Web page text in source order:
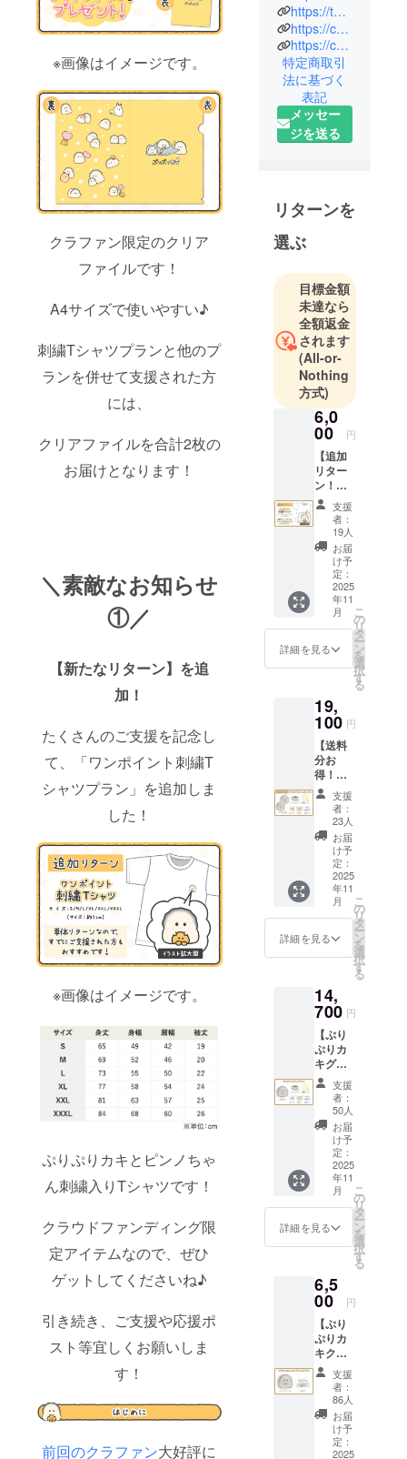
※画像はイメージです。
クラファン限定のクリア
ファイルです！
A4サイズで使いやすい♪
刺繍Tシャツプランと他のプ
ランを併せて支援された方
には、
クリアファイルを合計2枚の
お届けとなります！
＼素敵なお知らせ
①／
【新たなリターン】を追
加！
たくさんのご支援を記念し
て、「ワンポイント刺繍T
シャツプラン」を追加しま
した！
※画像はイメージです。
ぷりぷりカキとピンノちゃ
ん刺繍入りTシャツです！
クラウドファンディング限
定アイテムなので、ぜひ
ゲットしてくださいね♪
引き続き、ご支援や応援ポ
スト等宜しくお願いしま
す！
前回のクラファン大好評に
イヤー クリ
エーショ
ン）」は、
株式会社
CAMPFIRE
の商品企画
チームで
す。
ングでの商
目指して、
ターとのコ
ラボ企画や
自社オリジ
ナルのアイ
テム企画を
行ってま
す。
◾️営業日のご
営業時間：
平日 10:00〜
18:00 (土日
祝、年末年
※お問い合わ
せから3営業
日以内にご
返信させて
いただきま
※ ご質問に
よってはお
応えできか
ねる場合も
ございま
す。
◾️ プライバ
シー
お問い合わ
しては、プ
ポリシーに
準じて管理
させていた
だきます。
https://twitter.com/CF_Creation
https://camp-fire.jp/privacy
https://camp-fire.jp/inquiries
特定商取引
法に基づく
表記
メッセー
ジを送る
リターンを
選ぶ
目標金額
未達なら
全額返金
されます
(All-or-
Nothing
方式)
6,0
00 円
【追加
リター
ン！ワ
ンポイ
ント刺
繍Tシャ
ツプラ
ン】 ・
Tシャ
ツ
（サイ
ズ：
S/M/L/X
L/XXL/X
XXL）
ジで
す。 金
額には
消費税
（10%
）と送
料990円
を含ん
でおり
ます。
支援
者：
19人
お届
け予
定：
2025
年11
月
詳細を見る
こ
の
リ
タ
ー
ン
を
選
択
す
る
19,
100 円
【送料
分お
得！】
ぷりぷ
りカキ
いっぱ
いプラ
ン 送料
1,100円
分割引
になっ
ている
お得な
プラン
です。
ブラン
ケッ
ト 2点
・マス
キング
テー
プ 1点
・キャ
ンバス
ポー
チ 1点
・マグ
カッ
プ 1点
・刺繍
ハンカ
チ 1点
画像は
イメー
す。 金
額には
消費税
（10%
）を含
んでお
りま
す。
支援
者：
23人
お届
け予
定：
2025
年11
月
詳細を見る
こ
の
リ
タ
ー
ン
を
選
択
す
る
14,
700 円
【ぷり
ぷりカ
キグッ
ズプラ
ン】 ・
クッ
ション
ブラン
ケッ
ト 1点
・マス
キング
テー
プ 1点
・キャ
チ 1点
・マグ
カッ
プ 1点
・刺繍
ハンカ
チ 1点
・記念
カー
ド 1点
画像は
イメー
支援
者：
50人
お届
け予
定：
2025
年11
月
詳細を見る
こ
の
リ
タ
ー
ン
を
選
択
す
る
6,5
00 円
【ぷり
ぷりカ
キクッ
ション
ブラン
ケット
プラ
ン】 ・
クッ
ション
支援
者：
86人
お届
け予
定：
2025